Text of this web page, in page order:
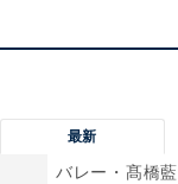
最新
バレー・髙橋